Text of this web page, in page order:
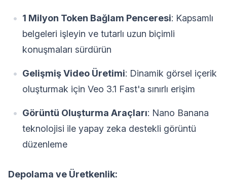
1 Milyon Token Bağlam Penceresi: Kapsamlı
belgeleri işleyin ve tutarlı uzun biçimli
konuşmaları sürdürün
Gelişmiş Video Üretimi: Dinamik görsel içerik
oluşturmak için Veo 3.1 Fast'a sınırlı erişim
Görüntü Oluşturma Araçları: Nano Banana
teknolojisi ile yapay zeka destekli görüntü
düzenleme
Depolama ve Üretkenlik: